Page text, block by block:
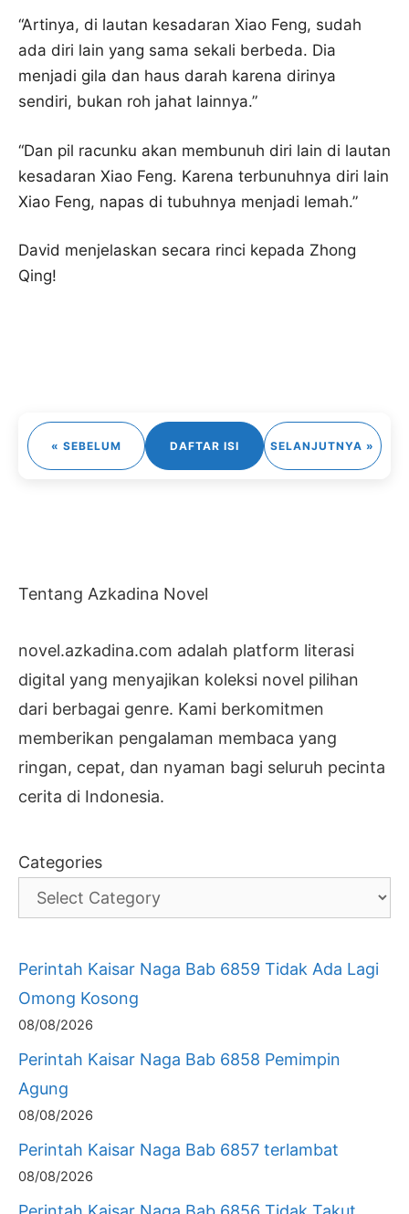
“Artinya, di lautan kesadaran Xiao Feng, sudah
ada diri lain yang sama sekali berbeda. Dia
menjadi gila dan haus darah karena dirinya
sendiri, bukan roh jahat lainnya.”
“Dan pil racunku akan membunuh diri lain di lautan
kesadaran Xiao Feng. Karena terbunuhnya diri lain
Xiao Feng, napas di tubuhnya menjadi lemah.”
David menjelaskan secara rinci kepada Zhong
Qing!
« SEBELUM DAFTAR ISI SELANJUTNYA »
Tentang Azkadina Novel
novel.azkadina.com adalah platform literasi
digital yang menyajikan koleksi novel pilihan
dari berbagai genre. Kami berkomitmen
memberikan pengalaman membaca yang
ringan, cepat, dan nyaman bagi seluruh pecinta
cerita di Indonesia.
Categories
Perintah Kaisar Naga Bab 6859 Tidak Ada Lagi
Omong Kosong
08/08/2026
Perintah Kaisar Naga Bab 6858 Pemimpin
Agung
08/08/2026
Perintah Kaisar Naga Bab 6857 terlambat
08/08/2026